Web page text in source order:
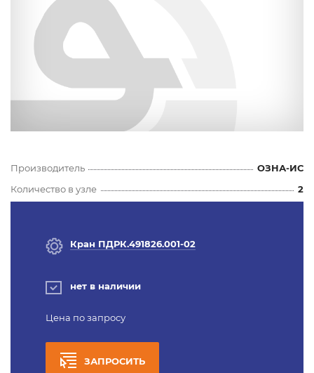
Производитель
ОЗНА-ИС
Количество в узле
2
Кран ПДРК.491826.001-02
нет в наличии
Цена по запросу
ЗАПРОСИТЬ